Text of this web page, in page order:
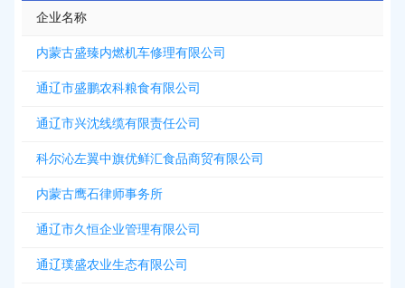
企业名称
内蒙古盛臻内燃机车修理有限公司
通辽市盛鹏农科粮食有限公司
通辽市兴沈线缆有限责任公司
科尔沁左翼中旗优鲜汇食品商贸有限公司
内蒙古鹰石律师事务所
通辽市久恒企业管理有限公司
通辽璞盛农业生态有限公司